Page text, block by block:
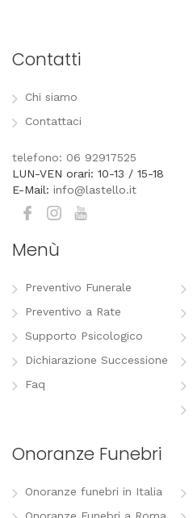
Contatti
Chi siamo
Contattaci
telefono: 06 92917525
LUN-VEN orari: 10-13 / 15-18
E-Mail: info@lastello.it
Menù
Preventivo Funerale
Preventivo a Rate
Supporto Psicologico
Dichiarazione Successione
Faq
Onoranze Funebri
Onoranze funebri in Italia